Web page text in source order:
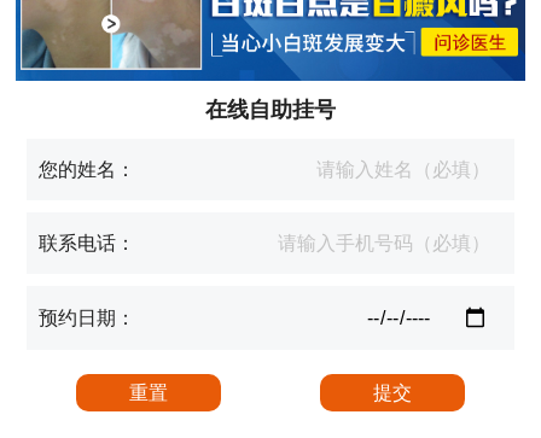
在线自助挂号
您的姓名：
联系电话：
预约日期：